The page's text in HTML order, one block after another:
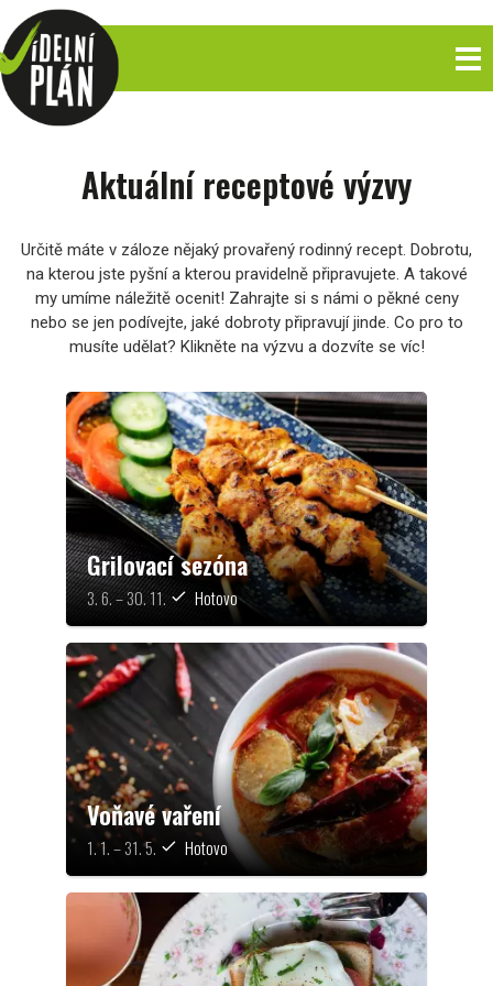
Aktuální receptové výzvy
Určitě máte v záloze nějaký provařený rodinný recept. Dobrotu,
na kterou jste pyšní a kterou pravidelně připravujete. A takové
my umíme náležitě ocenit! Zahrajte si s námi o pěkné ceny
nebo se jen podívejte, jaké dobroty připravují jinde. Co pro to
musíte udělat? Klikněte na výzvu a dozvíte se víc!
Grilovací sezóna
3. 6. – 30. 11. check Hotovo
Voňavé vaření
1. 1. – 31. 5. check Hotovo